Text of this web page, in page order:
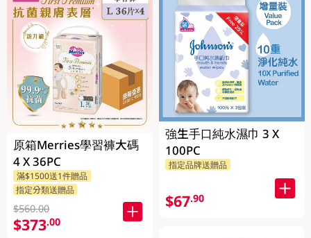
原箱Merries學習褲大碼
4 X 36PC
滿$1500送1件贈品
指定分類送贈品
$560.00
$373.00
強生手口純水濕巾 3 X
100PC
指定品牌送贈品
$67.90